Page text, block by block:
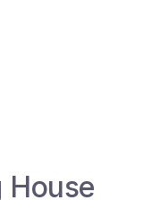
House